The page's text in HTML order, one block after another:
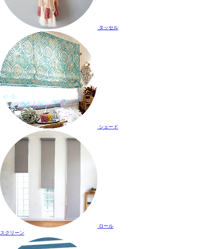
タッセル
シェード
ロール
スクリーン